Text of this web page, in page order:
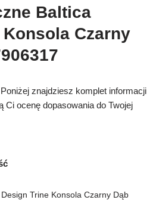
Baltica
Czarny
znajdziesz komplet informacji
Ci ocenę dopasowania do Twojej
Design Trine Konsola Czarny Dąb